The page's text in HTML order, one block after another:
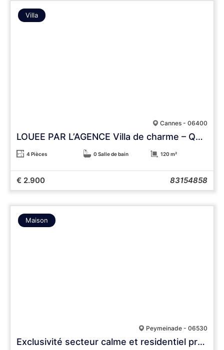
Villa
Cannes - 06400
LOUEE PAR L’AGENCE Villa de charme – Quartier Montrose, Provence
4 Pièces 0 Salle de bain 120 m²
€ 2.900 83154858
Maison
Peymeinade - 06530
Exclusivité secteur calme et residentiel proche Grasse